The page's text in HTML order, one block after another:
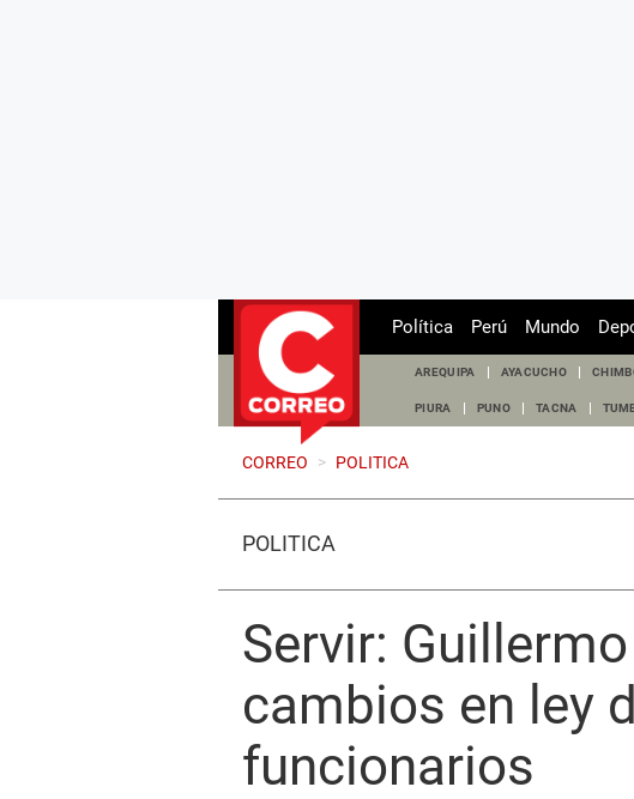
Política Perú Mundo
AREQUIPA AYACUCHO
PIURA PUNO TACNA
CORREO > POLITICA
POLÍTICA
Servir:
cambios en ley
funcionarios